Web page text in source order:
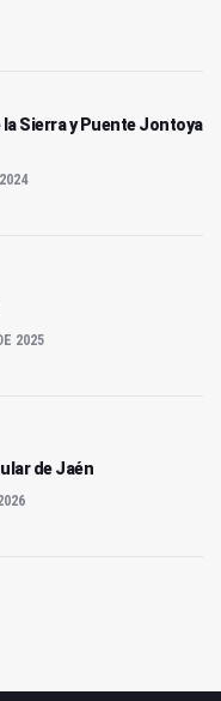
Sierra y Puente Jontoya
2025
de Jaén